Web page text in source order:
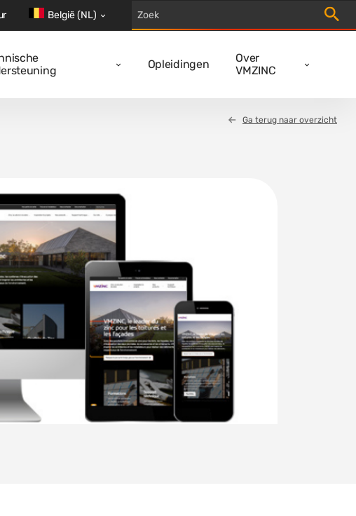
Opleidingen
Over
VMZINC
België (NL)
Ga terug naar overzicht